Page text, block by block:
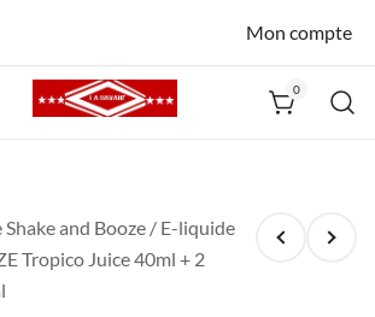
Mon compte
0
and Booze / E-liquide
Tropico Juice 40ml + 2